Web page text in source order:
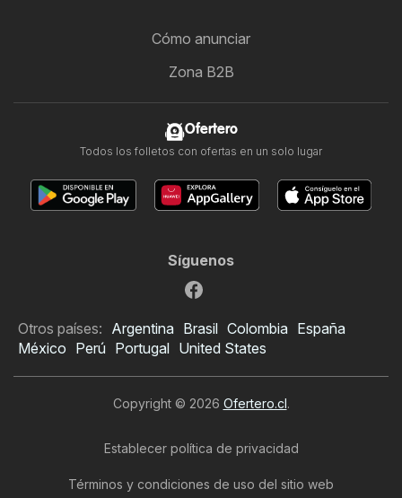
Cómo anunciar
Zona B2B
Ofertero
Todos los folletos con ofertas en un solo lugar
Síguenos
Otros países: Argentina Brasil Colombia España
México Perú Portugal United States
Copyright © 2026 Ofertero.cl.
Establecer política de privacidad
Términos y condiciones de uso del sitio web